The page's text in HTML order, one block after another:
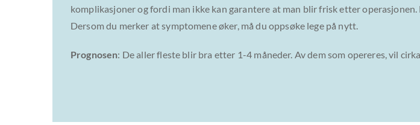
komplikasjoner og fordi man ikke kan garantere at man blir frisk etter
Dersom du merker at symptomene øker, må du oppsøke lege på nytt.
Prognosen: De aller fleste blir bra etter 1-4 måneder. Av dem som opereres, vil